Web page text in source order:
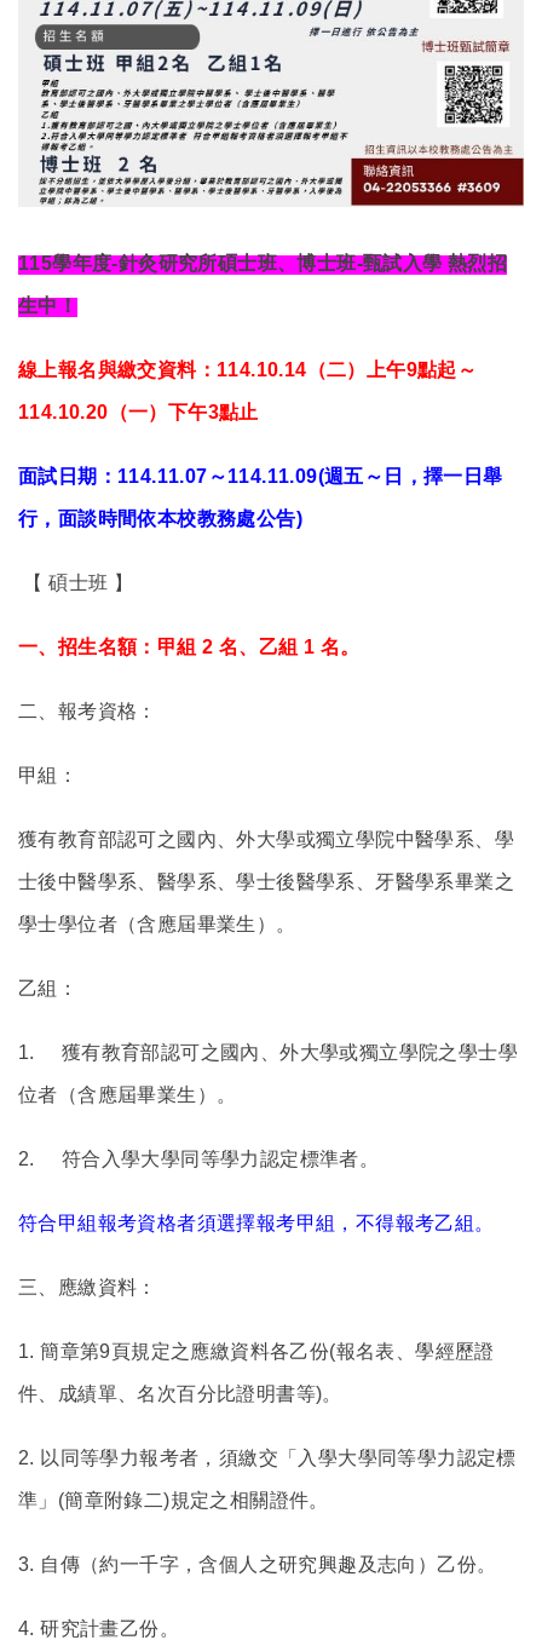
115學年度-針灸研究所碩士班、博士班-甄試入學 熱烈招
生中！
線上報名與繳交資料：114.10.14（二）上午9點起～
114.10.20（一）下午3點止
面試日期：114.11.07～114.11.09(週五～日，擇一日舉
行，面談時間依本校教務處公告)
【 碩士班 】
一、招生名額：甲組 2 名、乙組 1 名。
二、報考資格：
甲組：
獲有教育部認可之國內、外大學或獨立學院中醫學系、學
士後中醫學系、醫學系、學士後醫學系、牙醫學系畢業之
學士學位者（含應屆畢業生）。
乙組：
1. 獲有教育部認可之國內、外大學或獨立學院之學士學
位者（含應屆畢業生）。
2. 符合入學大學同等學力認定標準者。
符合甲組報考資格者須選擇報考甲組，不得報考乙組。
三、應繳資料：
1.簡章第9頁規定之應繳資料各乙份(報名表、學經歷證
件、成績單、名次百分比證明書等)。
2. 以同等學力報考者，須繳交「入學大學同等學力認定標
準」(簡章附錄二)規定之相關證件。
3. 自傳（約一千字，含個人之研究興趣及志向）乙份。
4.研究計畫乙份。